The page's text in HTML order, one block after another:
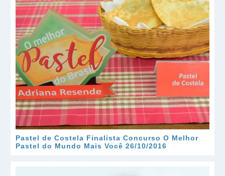
Pastel de Costela Finalista Concurso O Melhor
Pastel do Mundo Mais Você 26/10/2016